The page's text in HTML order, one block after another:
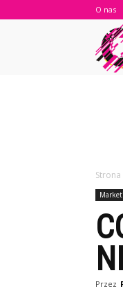
O nas
Strona
Przez